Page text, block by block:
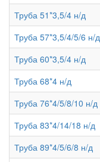
Труба 51*3,5/4 н/д
Труба 57*3,5/4/5/6 н/д
Труба 60*3,5/4 н/д
Труба 68*4 н/д
Труба 76*4/5/8/10 н/д
Труба 83*4/14/18 н/д
Труба 89*4/5/6/8 н/д